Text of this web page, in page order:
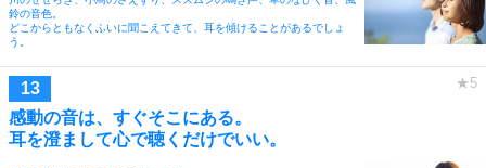
鈴の音色。
どこからともなくふいに聞こえてきて、耳を傾けることがあるでしょ
う。
感動の音は、すぐそこにある。
耳を澄まして心で聴くだけでいい。